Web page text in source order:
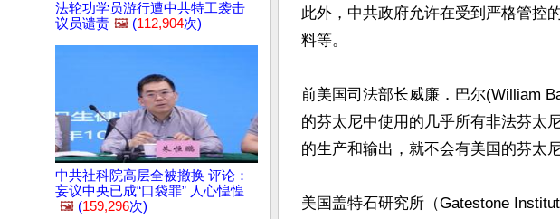
法轮功学员游行遭中共特工袭击
议员谴责 🖼️ (112,904次)
中共社科院高层全被撤换 评论：
妄议中央已成“口袋罪” 人心惶惶
🖼️ (159,296次)
此外，中共政府允许在受到严格管控
料等。
前美国司法部长威廉．巴尔(William
的芬太尼中使用的几乎所有非法芬太
的生产和输出，就不会有美国的芬太
美国盖特石研究所（Gatestone